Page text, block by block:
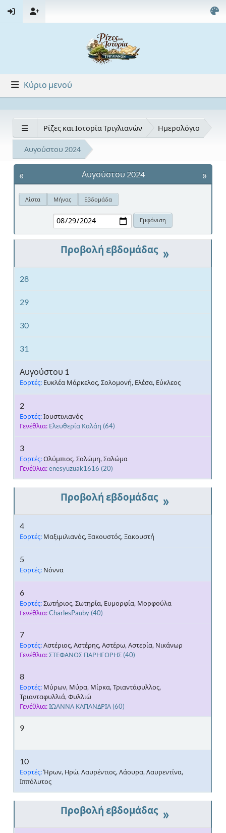
Κύριο μενού
Ρίζες και Ιστορία Τριγλιανών Ημερολόγιο
Αυγούστου 2024
« »
Αυγούστου 2024
Λίστα Μήνας Εβδομάδα
»
28
29
30
31
Αυγούστου 1
Εορτές: Ευκλέα Μάρκελος, Σολομονή, Ελέσα, Εύκλεος
2
Εορτές:Ιουστινιανός
Γενέθλια: Ελευθερία Καλάη (64)
3
Εορτές:Ολύμπιος, Σαλώμη, Σαλώμα
Γενέθλια:enesyuzuak1616 (20)
»
4
Εορτές: Μαξιμιλιανός, Ξακουστός, Ξακουστή
5
Εορτές: Νόννα
6
Εορτές:Σωτήριος, Σωτηρία, Ευμορφία, Μορφούλα
Γενέθλια:CharlesPauby (40)
7
Εορτές:Αστέριος, Αστέρης, Αστέρω, Αστερία, Νικάνωρ
Γενέθλια:ΣΤΕΦΑΝΟΣ ΠΑΡΗΓΟΡΗΣ (40)
8
Εορτές: Μύρων, Μύρα, Μίρκα, Τριαντάφυλλος,
Τριανταφυλλιά, Φυλλιώ
Γενέθλια:ΙΩΑΝΝΑ ΚΑΠΑΝΔΡΙΑ (60)
9
10
Εορτές:Ήρων, Ηρώ, Λαυρέντιος, Λάουρα, Λαυρεντίνα,
Ιππόλυτος
»